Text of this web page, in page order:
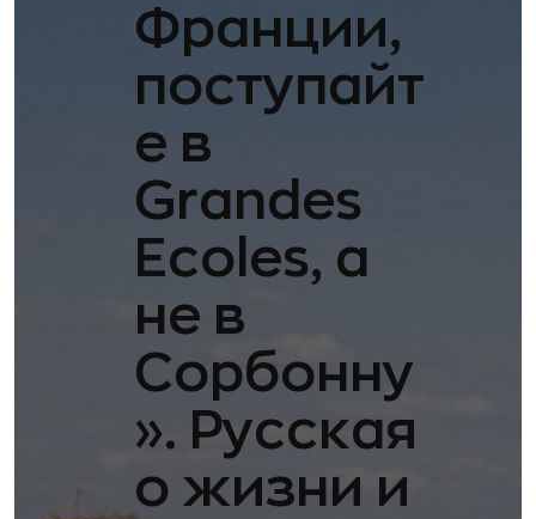
Франции,
поступайт
е в
Grandes
Ecoles, а
не в
Сорбонну
». Русская
о жизни и